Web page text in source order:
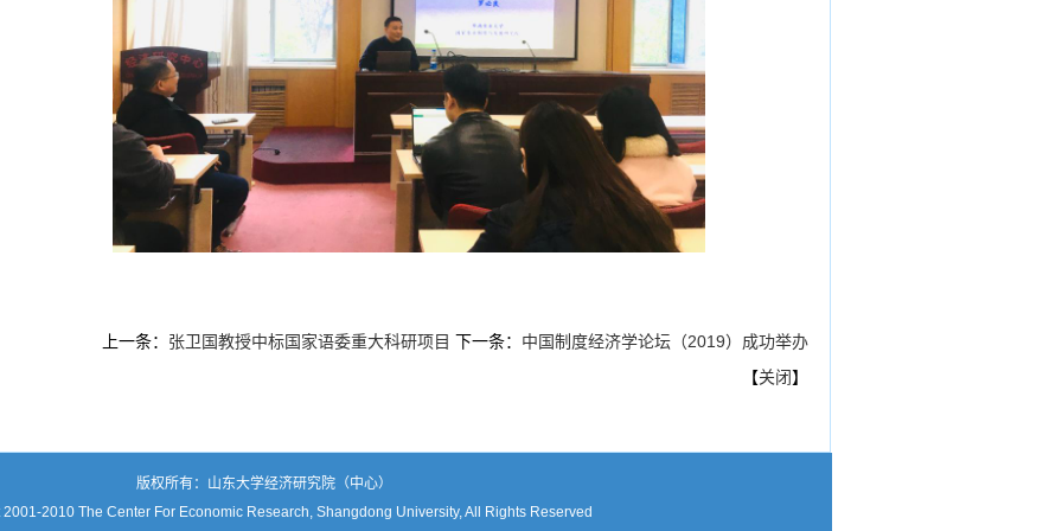
上一条： 张卫国教授中标国家语委重大科研项目 下一条： 中国制度经济学论坛（2019）成功举办
【关闭】
版权所有：山东大学经济研究院（中心）
2010 The Center For Economic Research, Shangdong University, All Rights Reserved